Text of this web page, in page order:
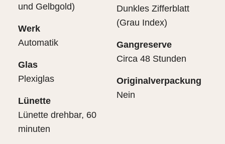
und Gelbgold)
Werk
Automatik
Glas
Plexiglas
Lünette
Lünette drehbar, 60
minuten
Dunkles Zifferblatt
(Grau Index)
Gangreserve
Circa 48 Stunden
Originalverpackung
Nein